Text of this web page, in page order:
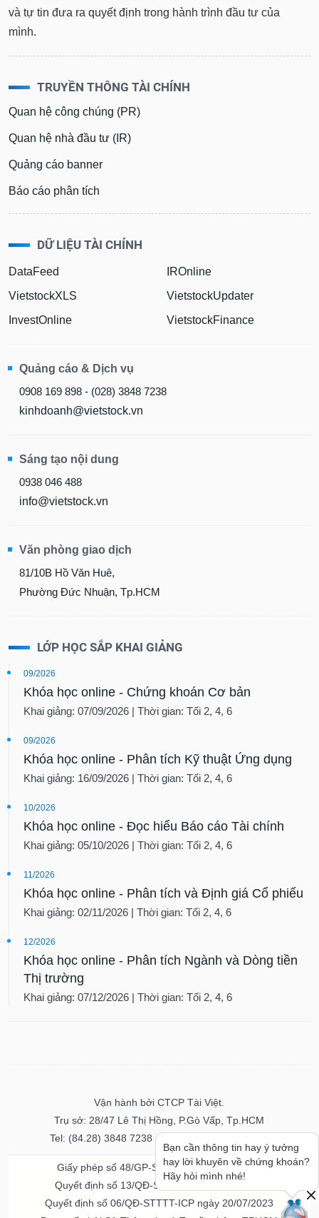
và tự tin đưa ra quyết định trong hành trình đầu tư của
mình.
TRUYỀN THÔNG TÀI CHÍNH
Quan hệ công chúng (PR)
Quan hệ nhà đầu tư (IR)
Quảng cáo banner
Báo cáo phân tích
DỮ LIỆU TÀI CHÍNH
DataFeed
VietstockXLS
InvestOnline
IROnline
VietstockUpdater
VietstockFinance
Quảng cáo & Dịch vụ
0908 169 898 - (028) 3848 7238
kinhdoanh@vietstock.vn
Sáng tạo nội dung
0938 046 488
info@vietstock.vn
Văn phòng giao dịch
81/10B Hồ Văn Huê,
Phường Đức Nhuận, Tp.HCM
LỚP HỌC SẮP KHAI GIẢNG
09/2026
Khóa học online - Chứng khoán Cơ bản
Khai giảng: 07/09/2026 | Thời gian: Tối 2, 4, 6
09/2026
Khóa học online - Phân tích Kỹ thuật Ứng dụng
Khai giảng: 16/09/2026 | Thời gian: Tối 2, 4, 6
10/2026
Khóa học online - Đọc hiểu Báo cáo Tài chính
Khai giảng: 05/10/2026 | Thời gian: Tối 2, 4, 6
11/2026
Khóa học online - Phân tích và Định giá Cổ phiếu
Khai giảng: 02/11/2026 | Thời gian: Tối 2, 4, 6
12/2026
Khóa học online - Phân tích Ngành và Dòng tiền
Thị trường
Khai giảng: 07/12/2026 | Thời gian: Tối 2, 4, 6
Vận hành bởi CTCP Tài Việt.
Trụ sở: 28/47 Lê Thị Hồng, P.Gò Vấp, Tp.HCM
Tel: (84.28) 3848 7238 - Fax: (84.28) 3848 7237
Giấy phép số 48/GP-STTTT ngày 04/11/2016
Quyết định số 13/QĐ-STTTT ngày 02/11/2017
Quyết định số 06/QĐ-STTTT-ICP ngày 20/07/2023